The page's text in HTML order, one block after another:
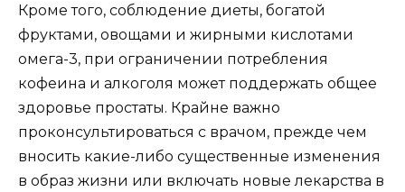
Кроме того, соблюдение диеты, богатой
фруктами, овощами и жирными кислотами
омега-3, при ограничении потребления
кофеина и алкоголя может поддержать общее
здоровье простаты. Крайне важно
проконсультироваться с врачом, прежде чем
вносить какие-либо существенные изменения
в образ жизни или включать новые лекарства в